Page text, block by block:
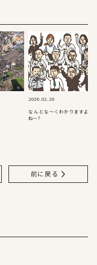
2026.02.20
なんとな～くわかりますよ
ね・・？
前に戻る